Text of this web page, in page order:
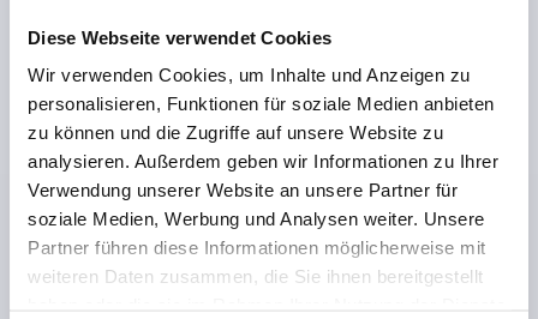
Diese Webseite verwendet Cookies
Wir verwenden Cookies, um Inhalte und Anzeigen zu
personalisieren, Funktionen für soziale Medien anbieten
zu können und die Zugriffe auf unsere Website zu
analysieren. Außerdem geben wir Informationen zu Ihrer
Verwendung unserer Website an unsere Partner für
soziale Medien, Werbung und Analysen weiter. Unsere
Partner führen diese Informationen möglicherweise mit
weiteren Daten zusammen, die Sie ihnen bereitgestellt
KUGELKNOPF DIN319 ERWEITERT D1=25, FORM:C MIT
INNENGEWINDE M08, THERMOPLAST SCHWARZ
GEWINDE=M8
AUSSENDURCHMESSER=25
GEWINDETIEFE=12
FORM=C HÖHE=22,5
Bestellnummer:K0158.12508
0,60 CHF
DETAILS